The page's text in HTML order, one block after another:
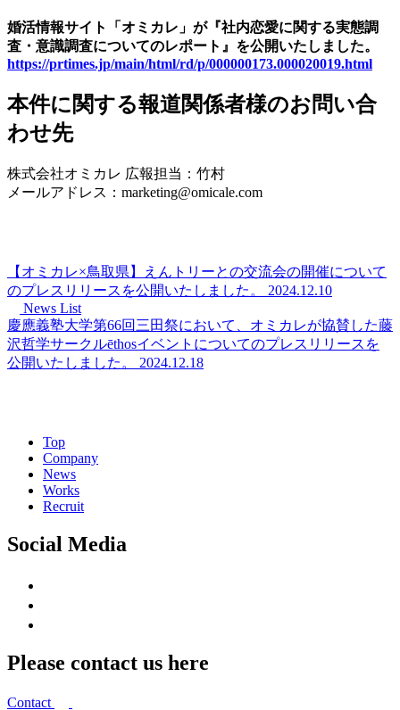
婚活情報サイト「オミカレ」が『社内恋愛に関する実態調
査・意識調査についてのレポート』を公開いたしました。
https://prtimes.jp/main/html/rd/p/000000173.000020019.html
本件に関する報道関係者様のお問い合
わせ先
株式会社オミカレ 広報担当：竹村
メールアドレス：marketing@omicale.com
【オミカレ×鳥取県】えんトリーとの交流会の開催について
のプレスリリースを公開いたしました。
2024.12.10
News List
慶應義塾大学第66回三田祭において、オミカレが協賛した藤
沢哲学サークルēthosイベントについてのプレスリリースを
公開いたしました。
2024.12.18
Top
Company
News
Works
Recruit
Social Media
Please contact us here
Contact